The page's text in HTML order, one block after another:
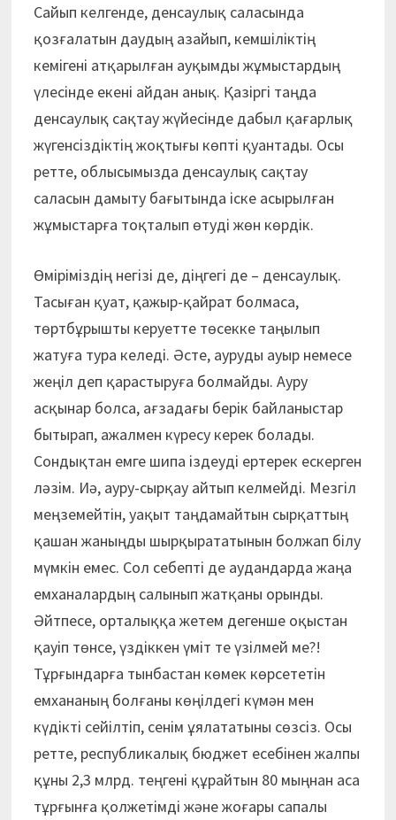
Сайып келгенде, денсаулық саласында
қозғалатын даудың азайып, кемшіліктің
кемігені атқарылған ауқымды жұмыстардың
үлесінде екені айдан анық. Қазіргі таңда
денсау­лық сақтау жүйесінде дабыл қағарлық
жүгенсіздіктің жоқтығы көпті қуантады. Осы
ретте, облысымызда денсаулық сақтау
саласын дамыту бағытында іске асырылған
жұмыстарға тоқталып өтуді жөн көрдік.
Өміріміздің негізі де, діңгегі де – денсаулық.
Тасыған қуат, қажыр-қайрат болмаса,
төртбұрышты керуетте төсекке таңылып
жатуға тура келеді. Әсте, ауруды ауыр немесе
жеңіл деп қарастыруға болмайды. Ауру
асқынар болса, ағзадағы берік байланыстар
бытырап, ажалмен күресу керек болады.
Сондықтан емге шипа іздеуді ертерек ескерген
ләзім. Иә, ауру-сырқау айтып келмейді. Мезгіл
меңземейтін, уақыт таңдамайтын сырқаттың
қашан жаныңды шырқырататынын болжап білу
мүмкін емес. Сол себепті де аудандарда жаңа
емханалардың салынып жатқаны орынды.
Әйтпесе, орталыққа жетем дегенше оқыстан
қауіп төнсе, үздіккен үміт те үзілмей ме?!
Тұрғындарға тынбастан көмек көрсететін
емхананың болғаны көңілдегі күмән мен
күдікті сейілтіп, сенім ұялататыны сөзсіз. Осы
ретте, республикалық бюджет есебінен жалпы
құны 2,3 млрд. теңгені құрайтын 80 мыңнан аса
тұрғынға қолжетімді және жоғары сапалы